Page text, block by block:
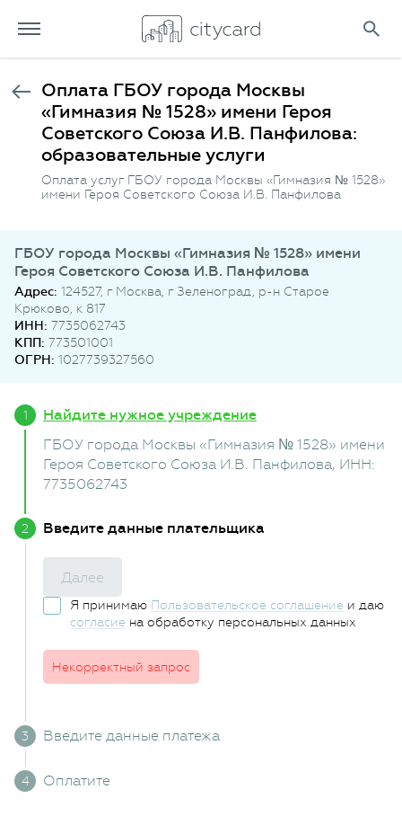
Оплата ГБОУ города Москвы
«Гимназия № 1528» имени Героя
Советского Союза И.В. Панфилова:
образовательные услуги
Оплата услуг ГБОУ города Москвы «Гимназия № 1528»
имени Героя Советского Союза И.В. Панфилова
ГБОУ города Москвы «Гимназия № 1528» имени
Героя Советского Союза И.В. Панфилова
Адрес: 124527, г Москва, г Зеленоград, р-н Старое
Крюково, к 817
ИНН: 7735062743
КПП: 773501001
ОГРН: 1027739327560
Найдите нужное учреждение
ГБОУ города Москвы «Гимназия № 1528» имени
Героя Советского Союза И.В. Панфилова, ИНН:
7735062743
Введите данные плательщика
Далее
Я принимаю Пользовательское соглашение и даю
согласие на обработку персональных данных
Некорректный запрос
Введите данные платежа
Оплатите